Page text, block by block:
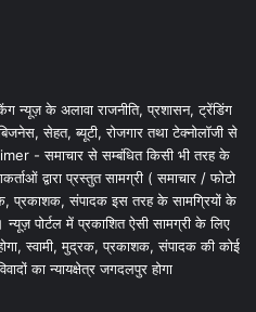
न्यूज़ के अलावा राजनीति, प्रशासन, ट्रेंडिंग
सेहत, ब्यूटी, रोजगार तथा टेक्नोलॉजी से
- समाचार से सम्बंधित किसी भी तरह के
द्वारा प्रस्तुत सामग्री ( समाचार / फोटो
प्रकाशक, संपादक इस तरह के सामग्रियों के
न्यूज़ पोर्टल में प्रकाशित ऐसी सामग्री के लिए
स्वामी, मुद्रक, प्रकाशक, संपादक की कोई
का न्यायक्षेत्र जगदलपुर होगा